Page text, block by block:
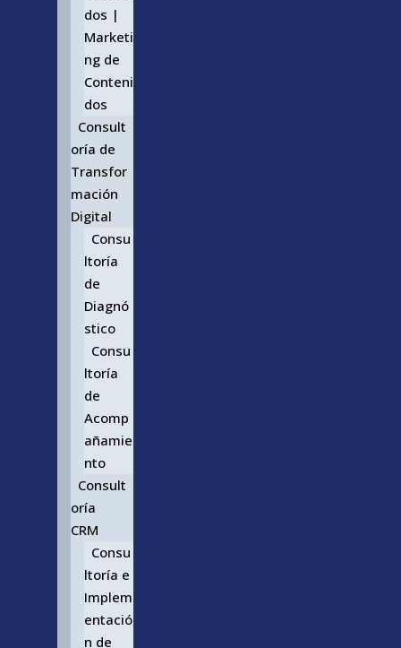
dos |
Marketi
ng de
Conteni
dos
Consult
oría de
Transfor
mación
Digital
Consu
ltoría
de
Diagnó
stico
Consu
ltoría
de
Acomp
añamie
nto
Consult
oría
CRM
Consu
ltoría e
Implem
entació
n de